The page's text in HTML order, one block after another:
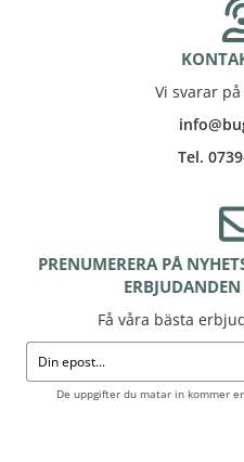
Vi svarar
Tel.
PRENUMERERA PÅ
Få våra bästa
De uppgifter du matar in kommer